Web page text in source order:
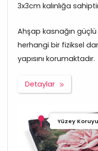
3x3cm kalınlığa
Ahşap kasnağın
herhangi bir fiziksel
yapısını korumaktadır.
Detaylar
Yüzey